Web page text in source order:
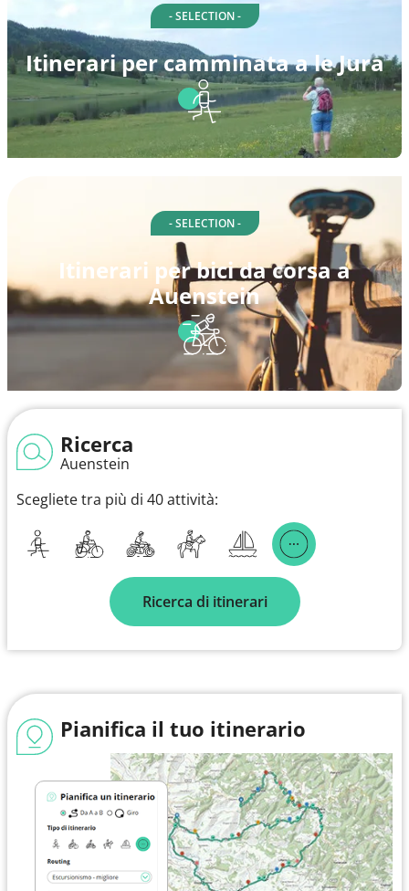
- SELECTION -
Itinerari per camminata a le Jura
- SELECTION -
Itinerari per bici da corsa a
Auenstein
Ricerca
Auenstein
Scegliete tra più di 40 attività:
Ricerca di itinerari
Pianifica il tuo itinerario